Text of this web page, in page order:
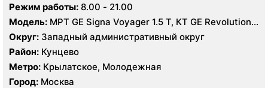
Режим работы: 8.00 - 21.00
Модель: МРТ GE Signa Voyager 1.5 Т, КТ GE Revolution
CT ES 256 срезов, УЗИ
Округ: Западный административный округ
Район: Кунцево
Метро: Крылатское, Молодежная
Город: Москва